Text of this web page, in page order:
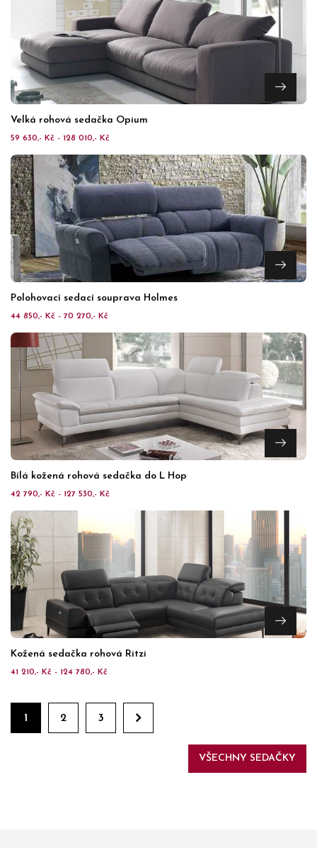
Velká rohová sedačka Opium
59 630,- Kč - 128 010,- Kč
Polohovací sedací souprava Holmes
44 850,- Kč - 70 270,- Kč
Bílá kožená rohová sedačka do L Hop
42 790,- Kč - 127 530,- Kč
Kožená sedačka rohová Ritzi
41 210,- Kč - 124 780,- Kč
1 2 3
VŠECHNY SEDAČKY